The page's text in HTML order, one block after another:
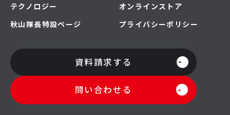
テクノロジー
秋山隊長特設ページ
オンラインストア
プライバシーポリシー
資料請求する
問い合わせる